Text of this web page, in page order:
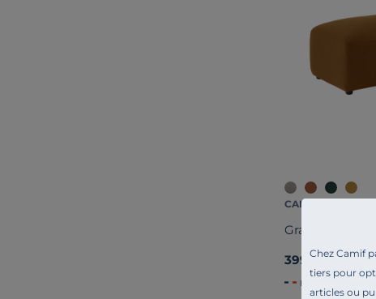
Chez Camif
tiers pour
articles ou
CAMIF SIGNATURE
Grand pouf
399,00 €
Français